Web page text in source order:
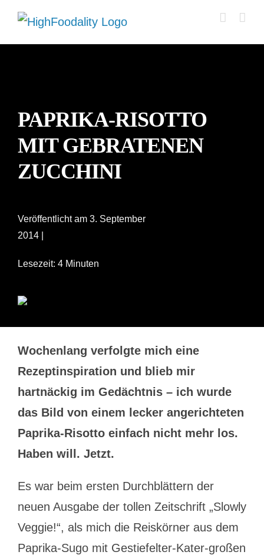
Zum
Inhalt
PAPRIKA-RISOTTO
MIT GEBRATENEN
ZUCCHINI
Veröffentlicht am 3. September
2014 |
Lesezeit: 4 Minuten
Wochenlang verfolgte mich eine
Rezeptinspiration und blieb mir
hartnäckig im Gedächtnis – ich wurde
das Bild von einem lecker angerichteten
Paprika-Risotto einfach nicht mehr los.
Haben will. Jetzt.
Es war beim ersten Durchblättern der
neuen Ausgabe der tollen Zeitschrift „Slowly
Veggie!“, als mich die Reiskörner aus dem
Paprika-Sugo mit Gestiefelter-Kater-großen